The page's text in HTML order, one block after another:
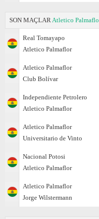
SON MAÇLAR Atletico
Real Tomayapo
Atletico Palmaflor
Atletico Palmaflor
Club Bolívar
Independiente Petrolero
Atletico Palmaflor
Atletico Palmaflor
Universitario de Vinto
Nacional Potosi
Atletico Palmaflor
Atletico Palmaflor
Jorge Wilstermann